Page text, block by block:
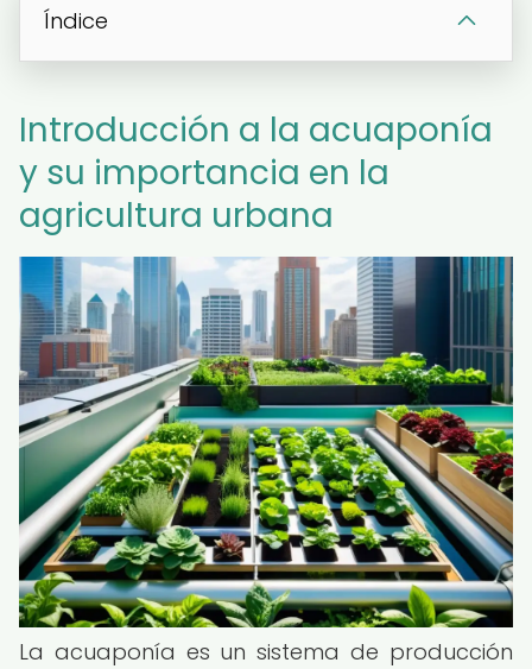
Índice
Introducción a la acuaponía
y su importancia en la
agricultura urbana
La acuaponía es un sistema de producción